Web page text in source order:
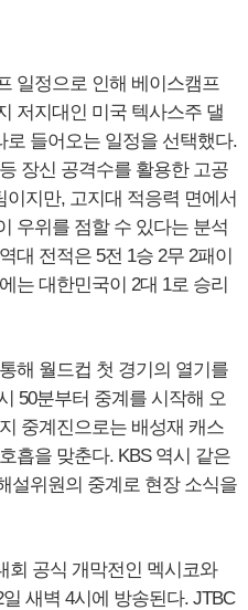
일정으로 인해 베이스캠프
저지대인 미국 텍사스주 댈
들어오는 일정을 선택했다.
장신 공격수를 활용한 고공
지만, 고지대 적응력 면에서
우위를 점할 수 있다는 분석
대 전적은 5전 1승 2무 2패이
는 대한민국이 2대 1로 승리
해 월드컵 첫 경기의 열기를
50분부터 중계를 시작해 오
중계진으로는 배성재 캐스
흡을 맞춘다. KBS 역시 같은
설위원의 중계로 현장 소식을
회 공식 개막전인 멕시코와
새벽 4시에 방송된다. JTBC